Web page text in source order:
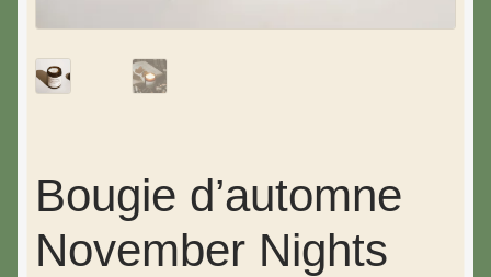
Bougie d’automne
November Nights